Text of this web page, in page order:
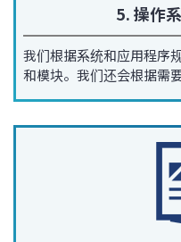
5. 操作
我们根据系统和应用程序
和模块。我们还会根据需